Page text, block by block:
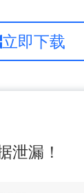
立即下载
泄漏！